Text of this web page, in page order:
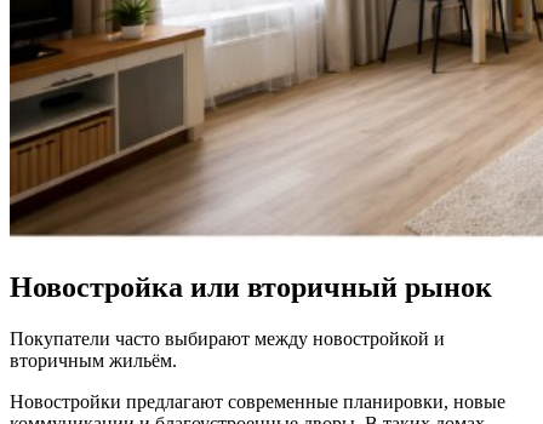
Новостройка или вторичный рынок
Покупатели часто выбирают между новостройкой и
вторичным жильём.
Новостройки предлагают современные планировки, новые